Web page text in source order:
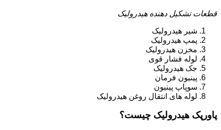
قطعات تشکیل دهنده هیدرولیک
شیر هیدرولیک
پمپ هیدرولیک
مخزن هیدرولیک
لوله فشار قوی
جک هیدرولیک
پینیون فرمان
سوپاپ پینیون
لوله های انتقال روغن هیدرولیک
پاورپک هیدرولیک چیست؟